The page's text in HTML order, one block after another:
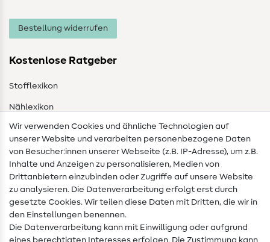
Bestellung widerrufen
Kostenlose Ratgeber
Stofflexikon
Nählexikon
Nähanleitungen
Hilfe & Kontakt
Kontakt
Infos zum Betreiberwechsel
Wir verwenden Cookies und ähnliche Technologien auf
unserer Website und verarbeiten personenbezogene Daten
von Besucher:innen unserer Webseite (z.B. IP-Adresse), um z.B.
Inhalte und Anzeigen zu personalisieren, Medien von
Drittanbietern einzubinden oder Zugriffe auf unsere Website
zu analysieren. Die Datenverarbeitung erfolgt erst durch
gesetzte Cookies. Wir teilen diese Daten mit Dritten, die wir in
den Einstellungen benennen.
Die Datenverarbeitung kann mit Einwilligung oder aufgrund
eines berechtigten Interesses erfolgen. Die Zustimmung kann